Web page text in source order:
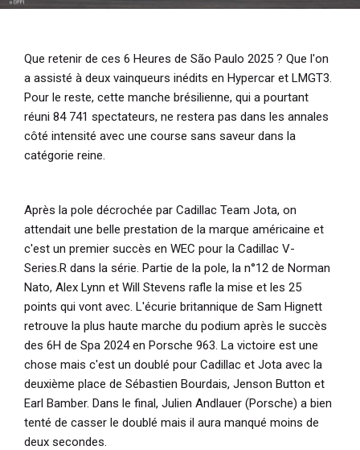
Que retenir de ces 6 Heures de São Paulo 2025 ? Que l'on
a assisté à deux vainqueurs inédits en Hypercar et LMGT3.
Pour le reste, cette manche brésilienne, qui a pourtant
réuni 84 741 spectateurs, ne restera pas dans les annales
côté intensité avec une course sans saveur dans la
catégorie reine.
Après la pole décrochée par Cadillac Team Jota, on
attendait une belle prestation de la marque américaine et
c'est un premier succès en WEC pour la Cadillac V-
Series.R dans la série. Partie de la pole, la n°12 de Norman
Nato, Alex Lynn et Will Stevens rafle la mise et les 25
points qui vont avec. L'écurie britannique de Sam Hignett
retrouve la plus haute marche du podium après le succès
des 6H de Spa 2024 en Porsche 963. La victoire est une
chose mais c'est un doublé pour Cadillac et Jota avec la
deuxième place de Sébastien Bourdais, Jenson Button et
Earl Bamber. Dans le final, Julien Andlauer (Porsche) a bien
tenté de casser le doublé mais il aura manqué moins de
deux secondes.